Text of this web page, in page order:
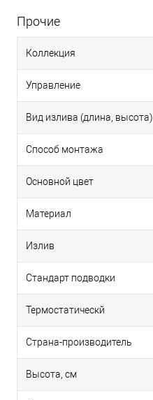
Прочие
Коллекция
Управление
Вид излива (длина, высота)
Способ монтажа
Основной цвет
Материал
Излив
Стандарт подводки
Термостатическй
Страна-производитель
Высота, см